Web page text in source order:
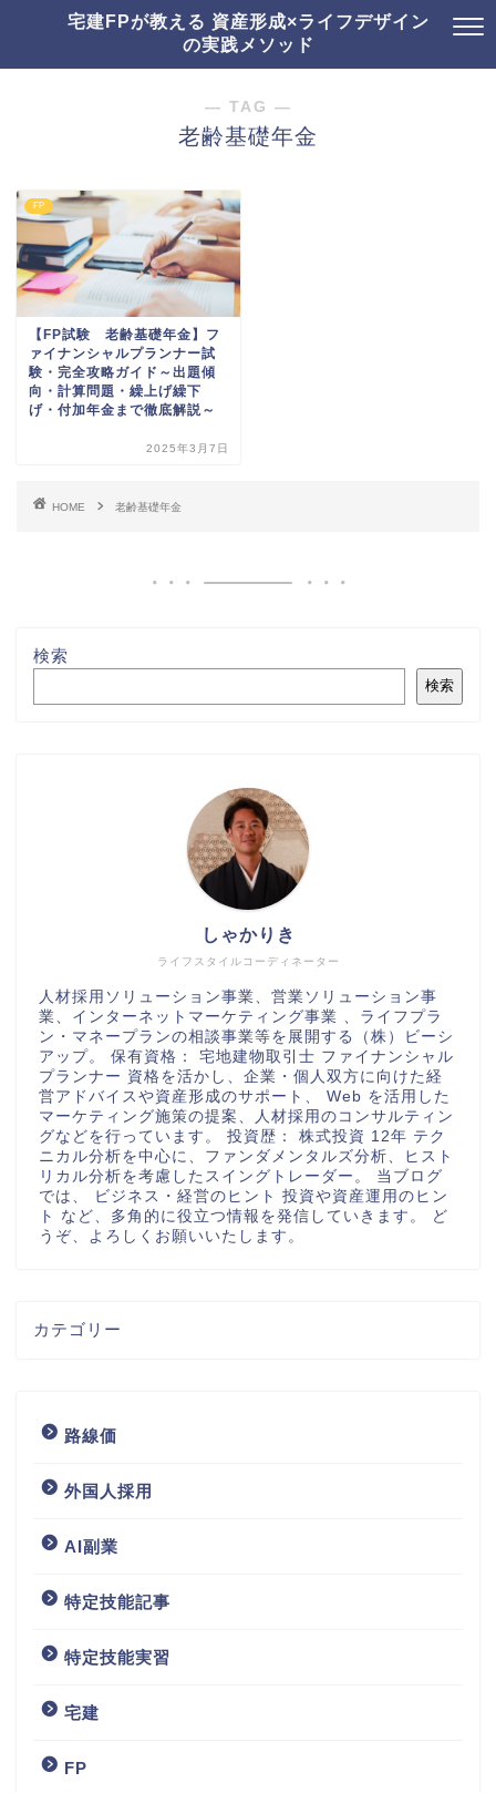
宅建FPが教える 資産形成×ライフデザイン
の実践メソッド
― TAG ―
老齢基礎年金
FP
【FP試験 老齢基礎年金】フ
ァイナンシャルプランナー試
験・完全攻略ガイド～出題傾
向・計算問題・繰上げ繰下
げ・付加年金まで徹底解説～
2025年3月7日
HOME 老齢基礎年金
検索
検索
ライフスタイルコーディネーター
しゃかりき
人材採用ソリューション事業、営業ソリューション事
業、インターネットマーケティング事業 、ライフプラ
ン・マネープランの相談事業等を展開する（株）ビーシ
アップ。 保有資格： 宅地建物取引士 ファイナンシャル
プランナー 資格を活かし、企業・個人双方に向けた経
営アドバイスや資産形成のサポート、 Web を活用した
マーケティング施策の提案、人材採用のコンサルティン
グなどを行っています。 投資歴： 株式投資 12年 テク
ニカル分析を中心に、ファンダメンタルズ分析、ヒスト
リカル分析を考慮したスイングトレーダー。 当ブログ
では、 ビジネス・経営のヒント 投資や資産運用のヒン
ト など、多角的に役立つ情報を発信していきます。 ど
うぞ、よろしくお願いいたします。
カテゴリー
路線価
外国人採用
AI副業
特定技能記事
特定技能実習
宅建
FP